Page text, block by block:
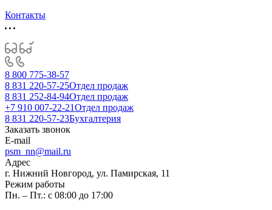
Контакты
8 800 775-38-57
8 831 220-57-25Отдел продаж
8 831 252-84-94Отдел продаж
+7 910 007-22-21Отдел продаж
8 831 220-57-23Бухгалтерия
Заказать звонок
E-mail
psm_nn@mail.ru
Адрес
г. Нижний Новгород, ул. Памирская, 11
Режим работы
Пн. – Пт.: с 08:00 до 17:00